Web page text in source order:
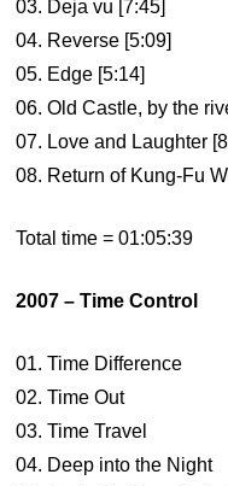
03. Deja vu [7:45]
04. Reverse [5:09]
05. Edge [5:14]
06. Old Castle, by the
07. Love and Laughter
08. Return of Kung-Fu
Total time = 01:05:39
2007 – Time Control
01. Time Difference
02. Time Out
03. Time Travel
04. Deep into the Night